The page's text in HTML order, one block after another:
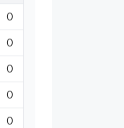
0
0
0
0
0